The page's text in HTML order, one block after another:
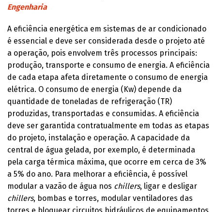
Engenharia
A eficiência energética em sistemas de ar condicionado
é essencial e deve ser considerada desde o projeto até
a operação, pois envolvem três processos principais:
produção, transporte e consumo de energia. A eficiência
de cada etapa afeta diretamente o consumo de energia
elétrica. O consumo de energia (Kw) depende da
quantidade de toneladas de refrigeração (TR)
produzidas, transportadas e consumidas. A eficiência
deve ser garantida contratualmente em todas as etapas
do projeto, instalação e operação. A capacidade da
central de água gelada, por exemplo, é determinada
pela carga térmica máxima, que ocorre em cerca de 3%
a 5% do ano. Para melhorar a eficiência, é possível
modular a vazão de água nos chillers, ligar e desligar
chillers, bombas e torres, modular ventiladores das